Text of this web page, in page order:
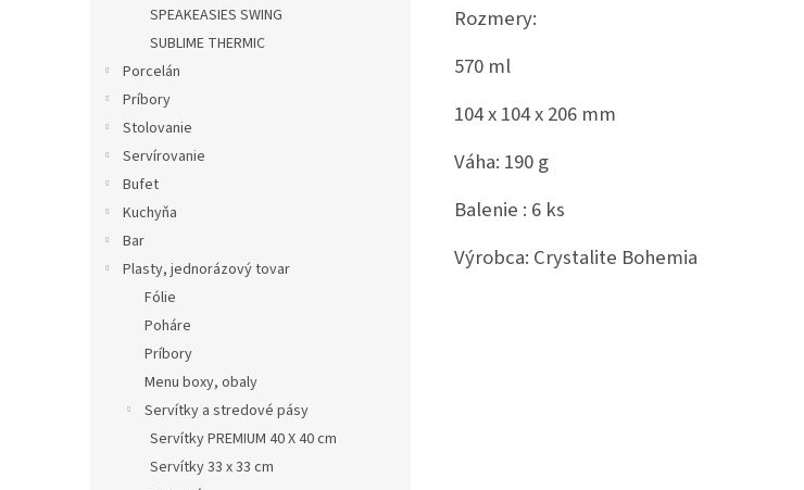
SPEAKEASIES SWING
SUBLIME THERMIC
Porcelán
Príbory
Stolovanie
Servírovanie
Bufet
Kuchyňa
Bar
Plasty, jednorázový tovar
Fólie
Poháre
Príbory
Menu boxy, obaly
Servítky a stredové pásy
Servítky PREMIUM 40 X 40 cm
Servítky 33 x 33 cm
Rozmery:
570 ml
104 x 104 x 206 mm
Váha: 190 g
Balenie : 6 ks
Výrobca: Crystalite Bohemia